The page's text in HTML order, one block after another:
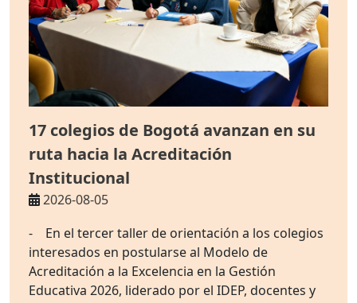
17 colegios de Bogotá avanzan en su
ruta hacia la Acreditación
Institucional
2026-08-05
- En el tercer taller de orientación a los colegios
interesados en postularse al Modelo de
Acreditación a la Excelencia en la Gestión
Educativa 2026, liderado por el IDEP, docentes y